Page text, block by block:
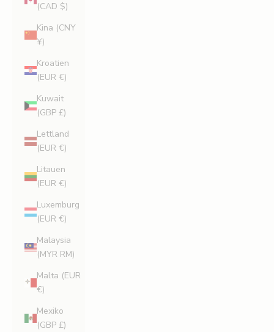
(CAD $)
Kina (CNY
¥)
Kroatien
(EUR €)
Kuwait
(GBP £)
Lettland
(EUR €)
Litauen
(EUR €)
Luxemburg
(EUR €)
Malaysia
(MYR RM)
Malta (EUR
€)
Mexiko
(GBP £)